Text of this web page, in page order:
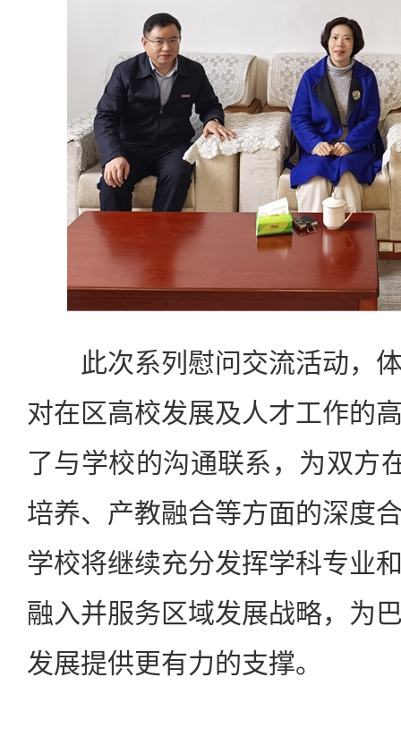
此次系列慰问交流活动，体
对在区高校发展及人才工作的
了与学校的沟通联系，为双方
培养、产教融合等方面的深度
学校将继续充分发挥学科专业
融入并服务区域发展战略，为
发展提供更有力的支撑。